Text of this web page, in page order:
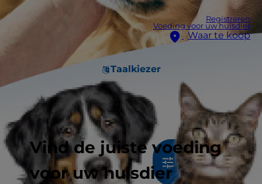
Registreren
Voeding voor uw huisdier
Waar te koop
Taalkiezer
Vind de juiste voeding
voor uw huisdier
533 resultaten
Sort & Filter